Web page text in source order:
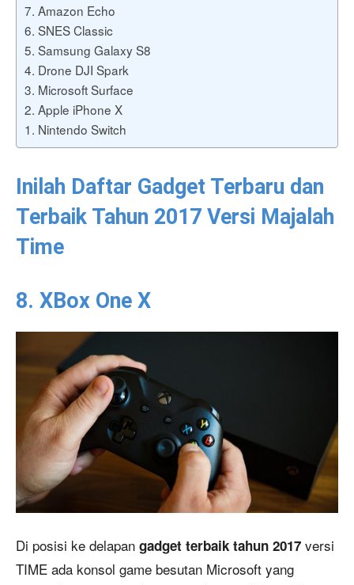
7. Amazon Echo
6. SNES Classic
5. Samsung Galaxy S8
4. Drone DJI Spark
3. Microsoft Surface
2. Apple iPhone X
1. Nintendo Switch
Inilah Daftar Gadget Terbaru dan
Terbaik Tahun 2017 Versi Majalah
Time
8. XBox One X
Di posisi ke delapan gadget terbaik tahun 2017 versi
TIME ada konsol game besutan Microsoft yang